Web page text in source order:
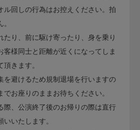
ル回しの行為はお控えください。拍
たり、前に駆け寄ったり、身を乗り
客様同士と距離が近くになってしま
きます。
を避けるため規制退場を行いますの
お座りのままお待ちください。
際、公演終了後のお帰りの際は直行
いたします。